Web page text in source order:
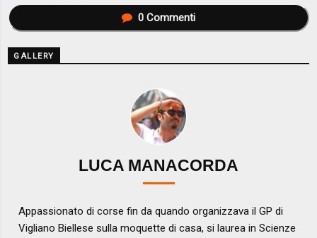
0Commenti
GALLERY
LUCA MANACORDA
Appassionato di corse fin da quando organizzava il GP di
Vigliano Biellese sulla moquette di casa, si laurea in Scienze